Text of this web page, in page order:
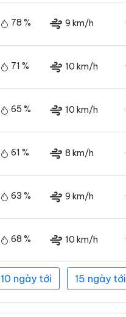
78 % 9 km/h
71 % 10 km/h
65 % 10 km/h
61 % 8 km/h
63 % 9 km/h
68 % 10 km/h
10 ngày tới 15 ngày tới